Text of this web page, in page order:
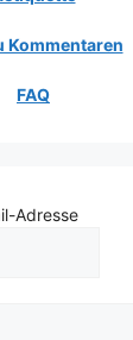
Kommentaren
FAQ
Adresse